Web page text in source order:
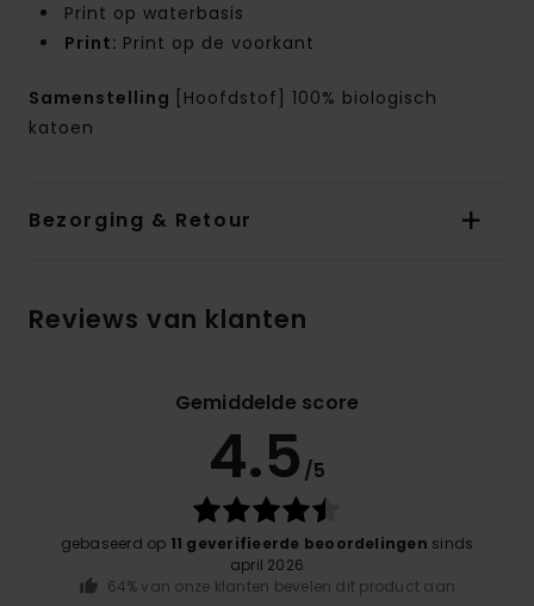
Print op waterbasis
Print: Print op de voorkant
Samenstelling
[Hoofdstof] 100% biologisch
katoen
Bezorging & Retour
Reviews van klanten
Gemiddelde score
4.5 /5
gebaseerd op 11 geverifieerde beoordelingen sinds
april 2026
64% van onze klanten bevelen dit product aan